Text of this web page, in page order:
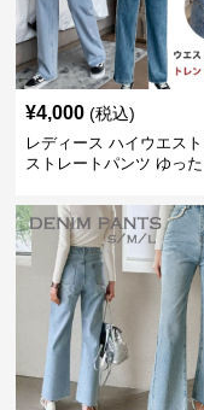
¥4,000 (税込)
レディース ハイウエス
ストレートパンツ ゆっ